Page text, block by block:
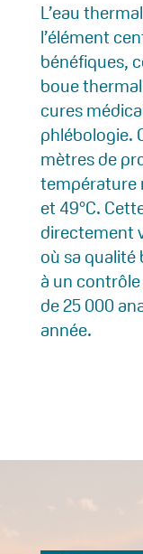
L’eau
l’élément
bénéfiques,
boue
cures
phlébologie.
mètres de
température
et 49°C.
directement
où sa
à un
de 25 000
année.